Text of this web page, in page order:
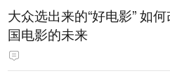
大众选出来的“好电影” 如
国电影的未来